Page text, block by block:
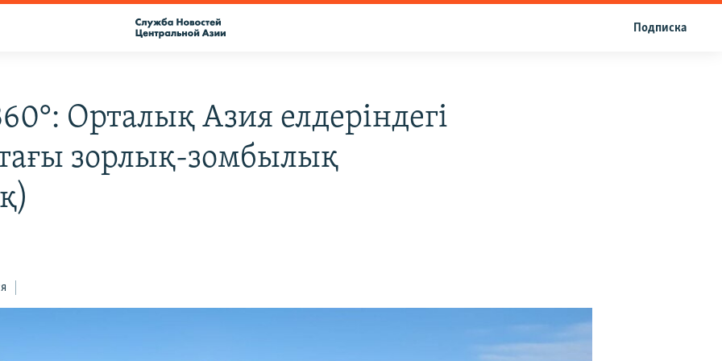
Подписка
Орталық Азия елдеріндегі
зорлық-зомбылық